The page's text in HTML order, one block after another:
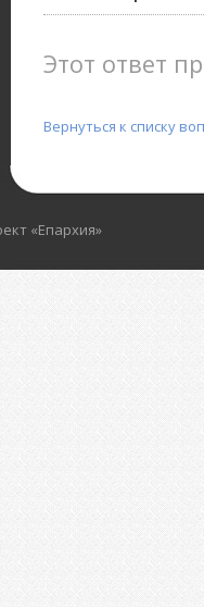
Этот ответ
Вернуться к списку
«Епархия»